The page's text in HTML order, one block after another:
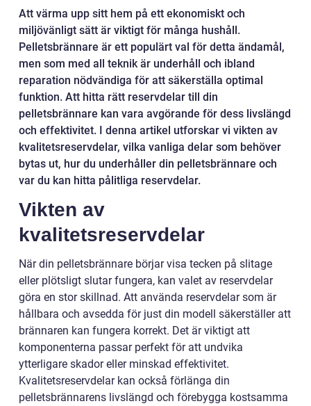
Att värma upp sitt hem på ett ekonomiskt och
miljövänligt sätt är viktigt för många hushåll.
Pelletsbrännare är ett populärt val för detta ändamål,
men som med all teknik är underhåll och ibland
reparation nödvändiga för att säkerställa optimal
funktion. Att hitta rätt reservdelar till din
pelletsbrännare kan vara avgörande för dess livslängd
och effektivitet. I denna artikel utforskar vi vikten av
kvalitetsreservdelar, vilka vanliga delar som behöver
bytas ut, hur du underhåller din pelletsbrännare och
var du kan hitta pålitliga reservdelar.
Vikten av
kvalitetsreservdelar
När din pelletsbrännare börjar visa tecken på slitage
eller plötsligt slutar fungera, kan valet av reservdelar
göra en stor skillnad. Att använda reservdelar som är
hållbara och avsedda för just din modell säkerställer att
brännaren kan fungera korrekt. Det är viktigt att
komponenterna passar perfekt för att undvika
ytterligare skador eller minskad effektivitet.
Kvalitetsreservdelar kan också förlänga din
pelletsbrännarens livslängd och förebygga kostsamma